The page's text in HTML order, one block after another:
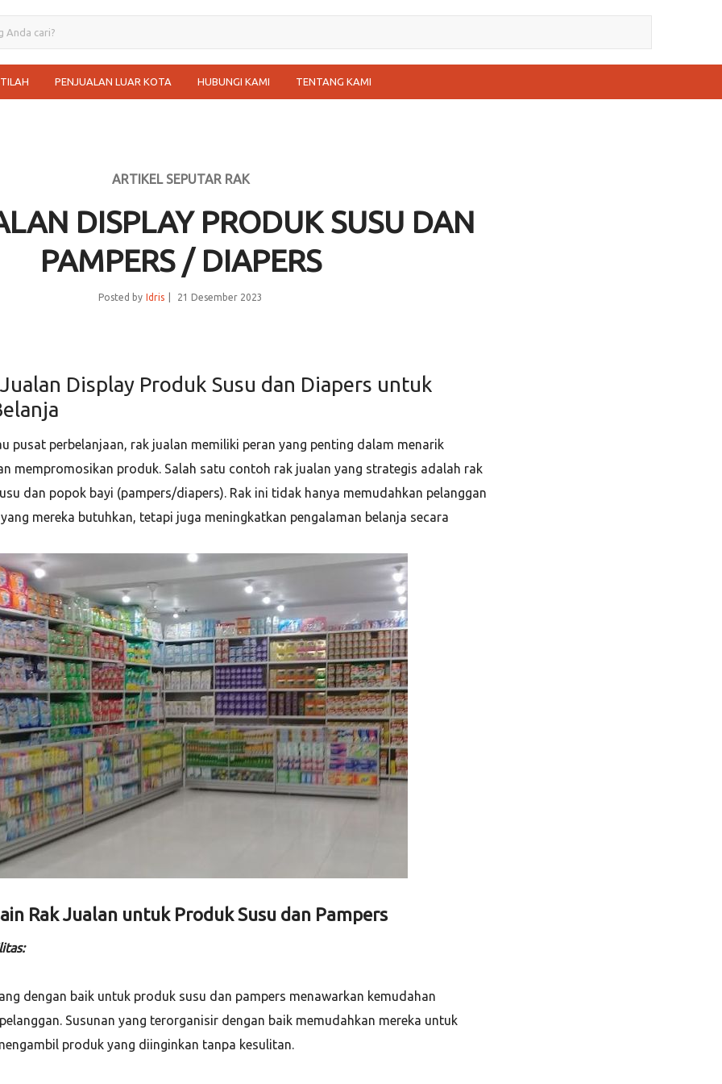
PENJUALAN LUAR KOTA HUBUNGI KAMI TENTANG KAMI
ARTIKEL SEPUTAR RAK
DISPLAY PRODUK SUSU DAN
PAMPERS / DIAPERS
Posted by Idris 21 Desember 2023
Display Produk Susu dan Diapers untuk
pusat perbelanjaan, rak jualan memiliki peran yang penting dalam menarik
mempromosikan produk. Salah satu contoh rak jualan yang strategis adalah rak
dan popok bayi (pampers/diapers). Rak ini tidak hanya memudahkan pelanggan
mereka butuhkan, tetapi juga meningkatkan pengalaman belanja secara
Rak Jualan untuk Produk Susu dan Pampers
dengan baik untuk produk susu dan pampers menawarkan kemudahan
Susunan yang terorganisir dengan baik memudahkan mereka untuk
produk yang diinginkan tanpa kesulitan.